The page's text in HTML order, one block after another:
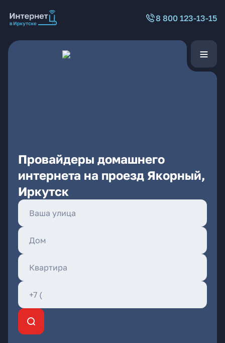
8 800 123-13-15
Провайдеры домашнего
интернета на проезд Якорный,
Иркутск